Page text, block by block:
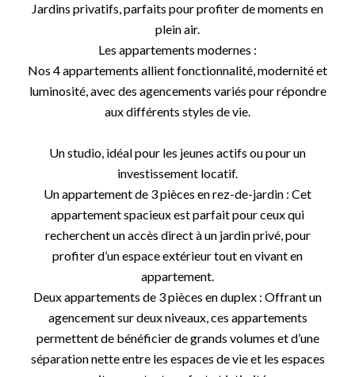
Jardins privatifs, parfaits pour profiter de moments en
plein air.
Les appartements modernes :
Nos 4 appartements allient fonctionnalité, modernité et
luminosité, avec des agencements variés pour répondre
aux différents styles de vie.
Un studio, idéal pour les jeunes actifs ou pour un
investissement locatif.
Un appartement de 3 pièces en rez-de-jardin : Cet
appartement spacieux est parfait pour ceux qui
recherchent un accès direct à un jardin privé, pour
profiter d’un espace extérieur tout en vivant en
appartement.
Deux appartements de 3 pièces en duplex : Offrant un
agencement sur deux niveaux, ces appartements
permettent de bénéficier de grands volumes et d’une
séparation nette entre les espaces de vie et les espaces